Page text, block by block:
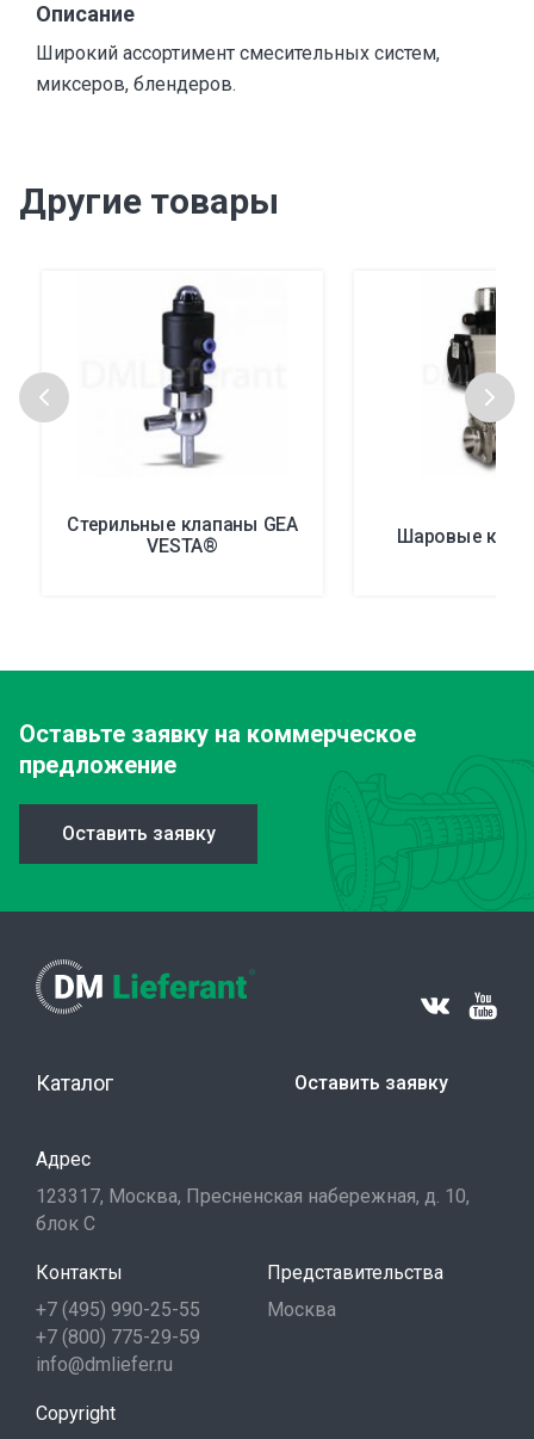
Описание
Широкий ассортимент смесительных систем,
миксеров, блендеров.
Другие товары
Стерильные клапаны GEA
VESTA® Шаровые
Оставьте заявку на коммерческое
предложение
Оставить заявку
Каталог Оставить заявку
Адрес
123317, Москва, Пресненская набережная, д. 10,
блок С
Контакты
+7 (495) 990-25-55
+7 (800) 775-29-59
info@dmliefer.ru
Представительства
Москва
Copyright